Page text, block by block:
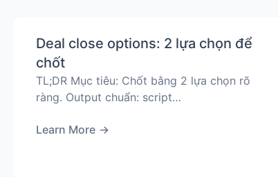
Deal close options: 2 lựa chọn để
chốt
TL;DR Mục tiêu: Chốt bằng 2 lựa chọn rõ
ràng. Output chuẩn: script…
Learn More →